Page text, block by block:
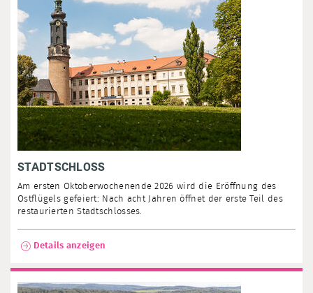
STADTSCHLOSS
Am ersten Oktoberwochenende 2026 wird die Eröffnung des
Ostflügels gefeiert: Nach acht Jahren öffnet der erste Teil des
restaurierten Stadtschlosses.
Details anzeigen